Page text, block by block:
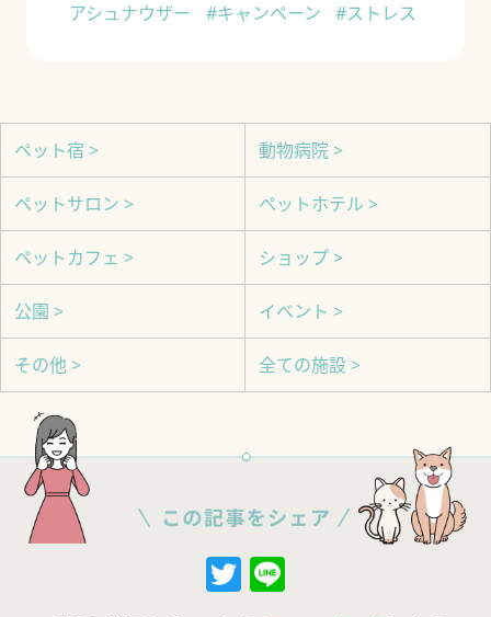
アシュナウザー
#キャンペーン #ストレス
ペット宿 > 動物病院 >
ペットサロン > ペットホテル >
ペットカフェ > ショップ >
公園 > イベント >
その他 > 全ての施設 >
Twitter